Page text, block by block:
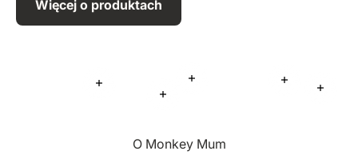
Więcej o produktach
Więcej
Więcej informacji Więcej informacji
O Monkey Mum